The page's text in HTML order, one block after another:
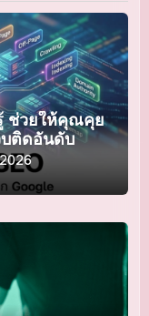
ช่วยให้คุณคุย
บติดอันดับ